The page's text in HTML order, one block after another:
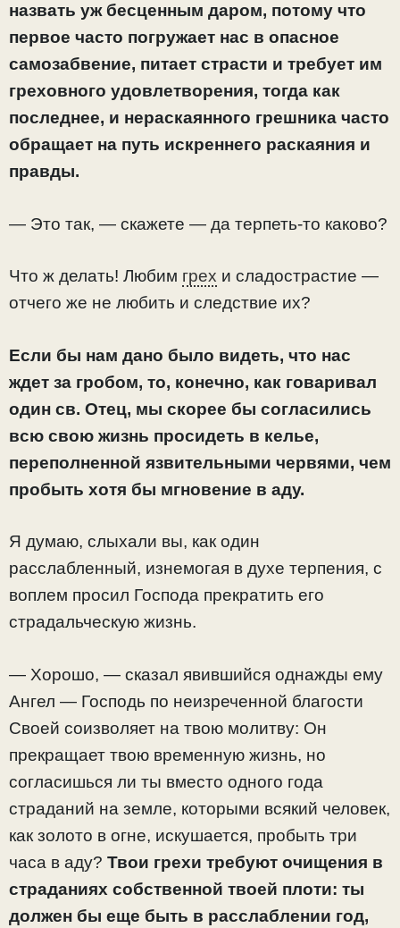
назвать уж бесценным даром, потому что
первое часто погружает нас в опасное
самозабвение, питает страсти и требует им
греховного удовлетворения, тогда как
последнее, и нераскаянного грешника часто
обращает на путь искреннего раскаяния и
правды.
— Это так, — скажете — да терпеть-то каково?
Что ж делать! Любим грех и сладострастие —
отчего же не любить и следствие их?
Если бы нам дано было видеть, что нас
ждет за гробом, то, конечно, как говаривал
один св. Отец, мы скорее бы согласились
всю свою жизнь просидеть в келье,
переполненной язвительными червями, чем
пробыть хотя бы мгновение в аду.
Я думаю, слыхали вы, как один
расслабленный, изнемогая в духе терпения, с
воплем просил Господа прекратить его
страдальческую жизнь.
— Хорошо, — сказал явившийся однажды ему
Ангел — Господь по неизреченной благости
Своей соизволяет на твою молитву: Он
прекращает твою временную жизнь, но
согласишься ли ты вместо одного года
страданий на земле, которыми всякий человек,
как золото в огне, искушается, пробыть три
часа в аду? Твои грехи требуют очищения в
страданиях собственной твоей плоти: ты
должен бы еще быть в расслаблении год,